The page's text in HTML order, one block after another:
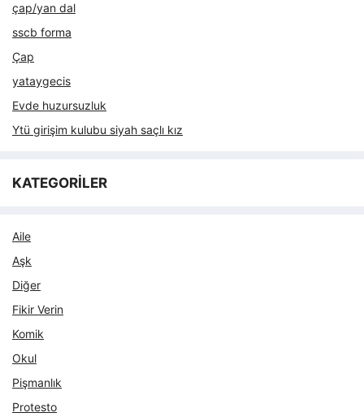
çap/yan dal
sscb forma
Çap
yataygecis
Evde huzursuzluk
Ytü girişim kulubu siyah saçlı kız
KATEGORİLER
Aile
Aşk
Diğer
Fikir Verin
Komik
Okul
Pişmanlık
Protesto